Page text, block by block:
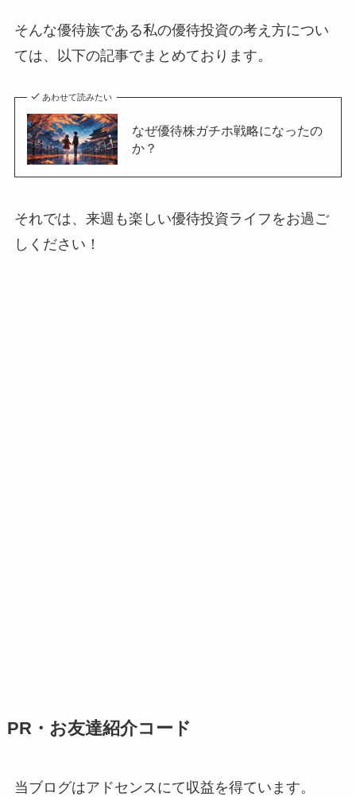
そんな優待族である私の優待投資の考え方につい
ては、以下の記事でまとめております。
あわせて読みたい
なぜ優待株ガチホ戦略になったの
か？
それでは、来週も楽しい優待投資ライフをお過ご
しください！
PR・お友達紹介コード
当ブログはアドセンスにて収益を得ています。